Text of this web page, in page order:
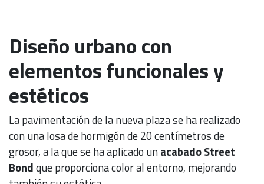
Diseño urbano con
elementos funcionales y
estéticos
La pavimentación de la nueva plaza se ha realizado
con una losa de hormigón de 20 centímetros de
grosor, a la que se ha aplicado unacabado Street
Bondque proporciona color al entorno, mejorando